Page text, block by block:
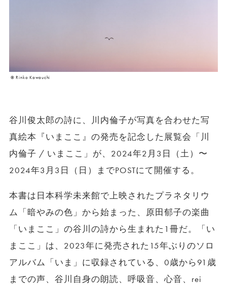
©︎ Rinko Kawauchi
谷川俊太郎の詩に、川内倫子が写真を合わせた写
真絵本『いまここ』の発売を記念した展覧会「川
内倫子 / いまここ」が、2024年2月3日（土）〜
2024年3月3日（日）までPOSTにて開催する。
本書は日本科学未来館で上映されたプラネタリウ
ム「暗やみの色」から始まった、原田郁子の楽曲
「いまここ」の谷川の詩から生まれた1冊だ。「い
まここ」は、2023年に発売された15年ぶりのソロ
アルバム「いま」に収録されている、0歳から91歳
までの声、谷川自身の朗読、呼吸音、心音、rei